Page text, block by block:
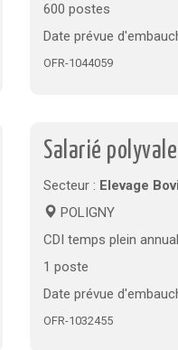
600 postes
Date prévue
OFR-1044059
Salarié
Secteur : Elevage
POLIGNY
CDI temps plein
1 poste
Date prévue
OFR-1032455